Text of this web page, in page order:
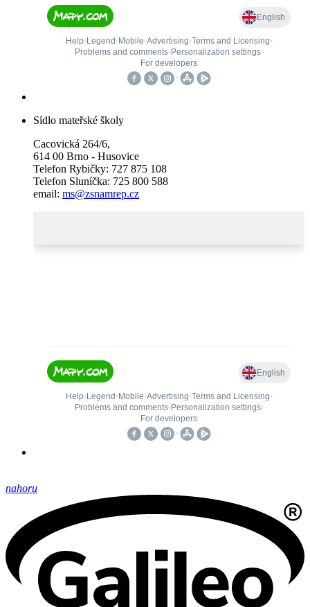
Sídlo mateřské školy
Cacovická 264/6,
614 00 Brno - Husovice
Telefon Rybičky: 727 875 108
Telefon Sluníčka: 725 800 588
email: ms@zsnamrep.cz
nahoru